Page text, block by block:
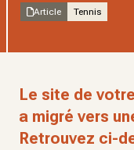
Article Tennis
Le site de
a migré vers
Retrouvez ci-